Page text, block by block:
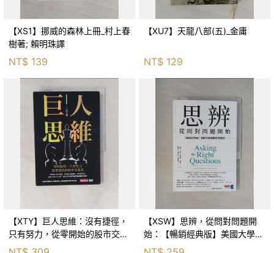
【XS1】挪威的森林上冊_村上春
樹著; 賴明珠譯
NT$ 139
【XU7】天龍八部(五)_金庸
NT$ 129
【XTY】巨人思維：沒有捷徑，
只有努力，從零開始的股市交易
員_巨人傑
【XSW】思辨，從問對問題開
始：【暢銷經典版】美國大學邏
輯思考聖經_尼爾．布朗, 史都